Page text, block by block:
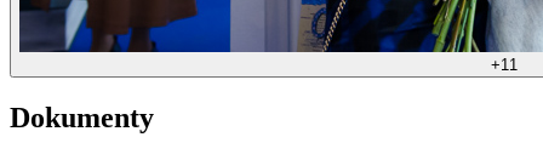
+11
Dokumenty